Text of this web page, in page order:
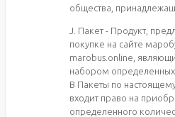
общества,
J. Пакет - Продукт,
покупке на сайте
marobus.online,
набором определенных
В Пакеты по
входит право на
определенного